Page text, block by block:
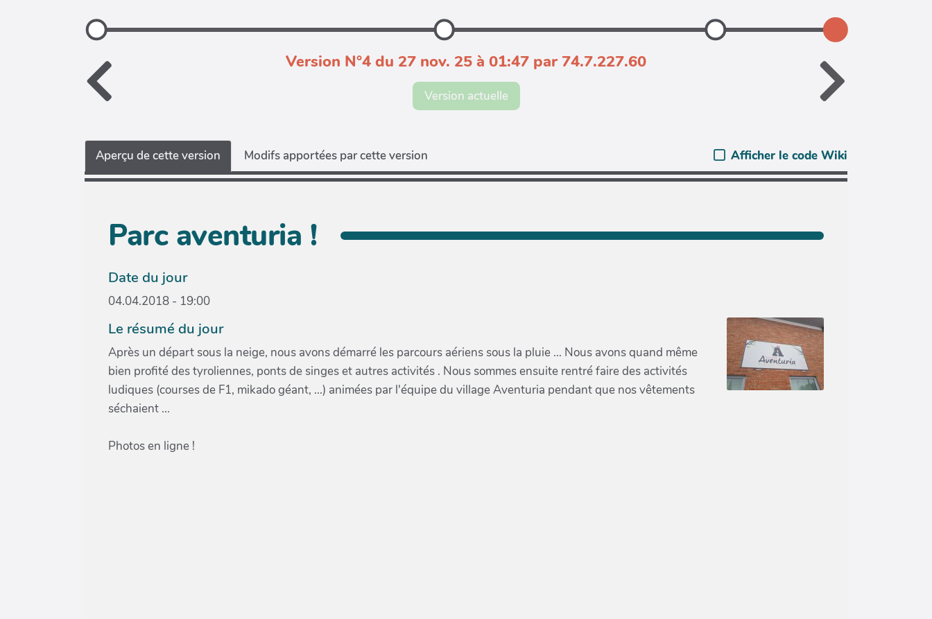
Version N°4 du 27 nov. 25 à 01:47 par 74.7.227.60
Version actuelle
Aperçu de cette version Modifs apportées par cette version Afficher le code Wiki
Parc aventuria !
Date du jour
04.04.2018 - 19:00
Le résumé du jour
Après un départ sous la neige, nous avons démarré les parcours aériens sous la pluie ... Nous avons quand même
bien profité des tyroliennes, ponts de singes et autres activités . Nous sommes ensuite rentré faire des activités
ludiques (courses de F1, mikado géant, ...) animées par l'équipe du village Aventuria pendant que nos vêtements
séchaient ...
Photos en ligne !